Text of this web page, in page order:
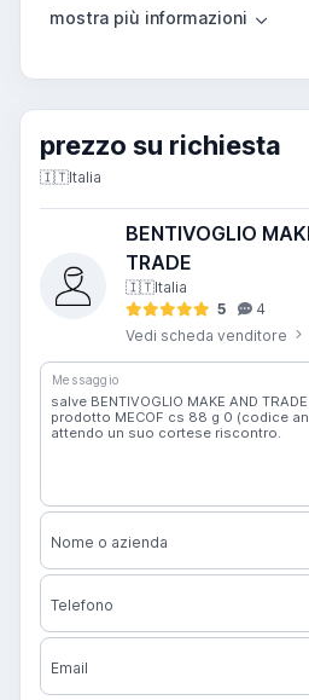
prezzo su richiesta
🇮🇹Italia
BENTIVOGLIO
TRADE
🇮🇹Italia
5
4
Vedi scheda venditore
Messaggio
Nome o azienda
Telefono
Email